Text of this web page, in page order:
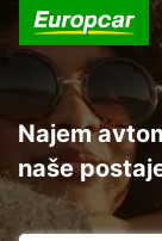
Najem
naše